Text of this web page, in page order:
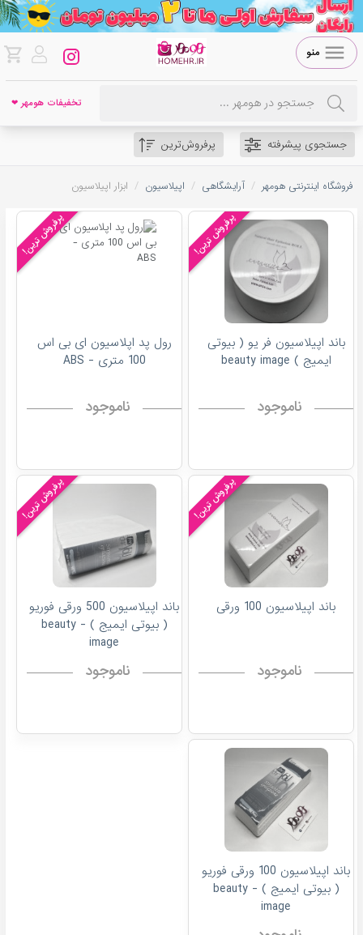
منو
تخفیفات هومهر ❤
جستجوی پیشرفته پرفروش‌ترین
فروشگاه اینترنتی هومهر / آرایشگاهی / اپیلاسیون / ابزار اپیلاسیون
پرفروش ترین!
باند اپیلاسیون فر یو ( بیوتی
ایمیج ) beauty image
ناموجود
پرفروش ترین!
رول پد اپلاسیون ای بی اس
100 متری - ABS
ناموجود
پرفروش ترین!
باند اپیلاسیون 100 ورقی
ناموجود
پرفروش ترین!
باند اپیلاسیون 500 ورقی فوریو
( بیوتی ایمیج ) - beauty
image
ناموجود
باند اپیلاسیون 100 ورقی فوریو
( بیوتی ایمیج ) - beauty
image